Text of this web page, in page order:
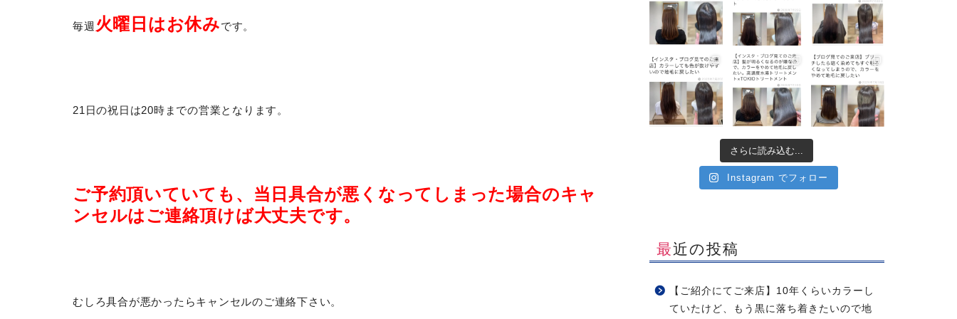
毎週 火曜日はお休みです。
21日の祝日は20時までの営業となります。
ご予約頂いていても、当日具合が悪くなってしまった場合のキャ
ンセルはご連絡頂けば大丈夫です。
むしろ具合が悪かったらキャンセルのご連絡下さい。
さらに読み込む...
Instagram でフォロー
最近の投稿
【ご紹介にてご来店】10年くらいカラーし
ていたけど、もう黒に落ち着きたいので地